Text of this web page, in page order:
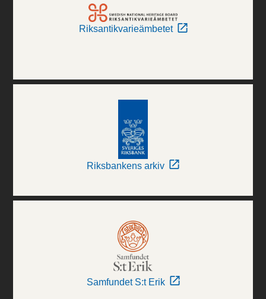
Riksantikvarieämbetet
Riksbankens arkiv
Samfundet S:t Erik